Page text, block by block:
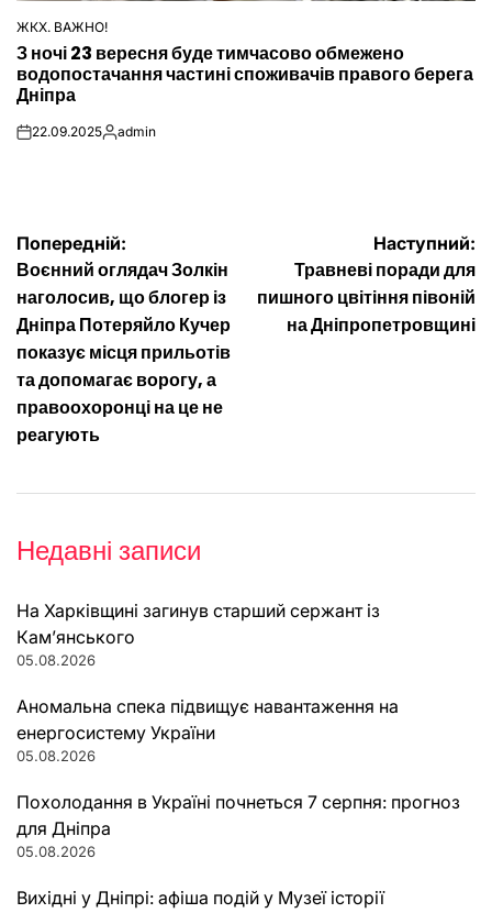
ОПУБЛІКУВАТИ
У
ЖКХ. ВАЖНО!
З ночі 23 вересня буде тимчасово обмежено
водопостачання частині споживачів правого берега
Дніпра
on22.09.2025Опубліковано
admin
Навігація
записів
Попередній:
Воєнний оглядач Золкін
наголосив, що блогер із
Дніпра Потеряйло Кучер
показує місця прильотів
та допомагає ворогу, а
правоохоронці на це не
реагують
Наступний:
Травневі поради для
пишного цвітіння півоній
на Дніпропетровщині
Недавні записи
На Харківщині загинув старший сержант із
Кам’янського
05.08.2026
Аномальна спека підвищує навантаження на
енергосистему України
05.08.2026
Похолодання в Україні почнеться 7 серпня: прогноз
для Дніпра
05.08.2026
Вихідні у Дніпрі: афіша подій у Музеї історії